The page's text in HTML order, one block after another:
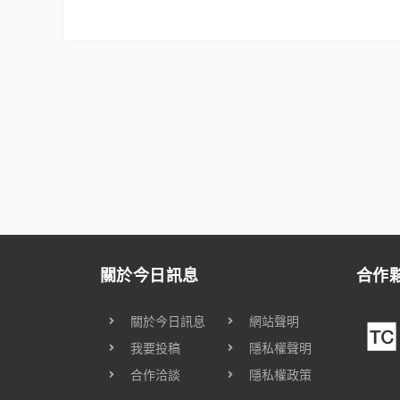
關於今日訊息
關於今日訊息
我要投稿
合作洽談
網站聲明
隱私權聲明
隱私權政策
合作